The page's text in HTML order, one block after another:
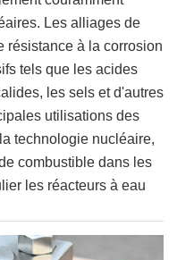
Les alliages de
résistance à la corrosion
tels que les acides
les sels et d'autres
utilisations des
technologie nucléaire,
combustible dans les
les réacteurs à eau